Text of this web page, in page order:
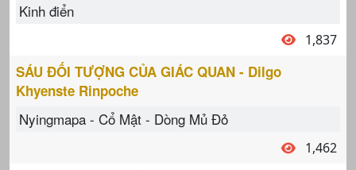
Kinh điển
1,837
SÁU ĐỐI TƯỢNG CỦA GIÁC QUAN - Dilgo
Khyenste Rinpoche
Nyingmapa - Cổ Mật - Dòng Mủ Đỏ
1,462